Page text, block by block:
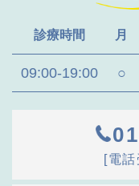
診療時間 月
09:00-19:00 ○
[電